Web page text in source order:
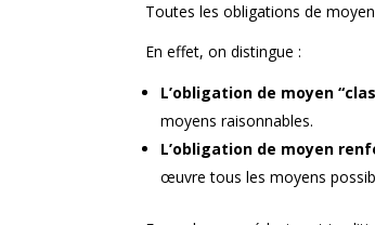
Toutes les obligations de
En effet, on distingue :
L’obligation de moyen
moyens raisonnables.
L’obligation de moyen
œuvre tous les moyens